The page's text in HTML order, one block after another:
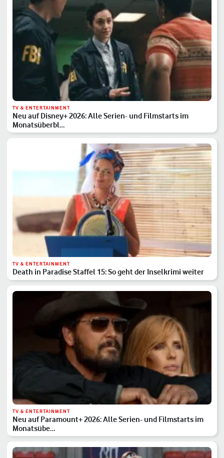
TV & ENTERTAINMENT
Neu auf Disney+ 2026: Alle Serien- und Filmstarts im
Monatsüberbl…
TV & ENTERTAINMENT
Death in Paradise Staffel 15: So geht der Inselkrimi weiter
TV & ENTERTAINMENT
Neu auf Paramount+ 2026: Alle Serien- und Filmstarts im
Monatsübe…